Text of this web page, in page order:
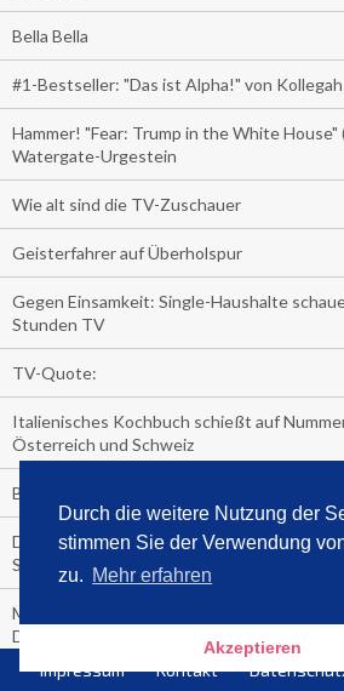
Durch die weitere Nutzung der
stimmen Sie der Verwendung
zu. Mehr erfahren
Akzeptieren
Bella Bella
#1-Bestseller: "Das ist Alpha!" von Kollegah
Hammer! "Fear: Trump in the White House"
Watergate-Urgestein
Wie alt sind die TV-Zuschauer
Geisterfahrer auf Überholspur
Gegen Einsamkeit: Single-Haushalte
Stunden TV
TV-Quote:
Italienisches Kochbuch schießt auf
Österreich und Schweiz
Blick in die Garage der TV-Dauerglotzer
Die Deutschen investieren, während die
Schweizer noch nachdenken, wie sie reich
Meistverkaufte Blu-ray im zweiten Quartal
Disney
media control-Bestseller erstes Halbjahr
Impressum Kontakt